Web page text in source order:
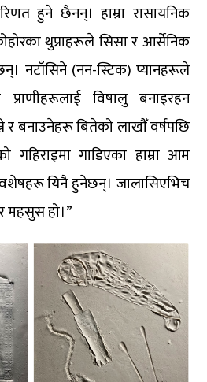
हुने छैनन्। हाम्रा रासायनिक
थुप्राहरूले सिसा र आर्सेनिक
नटाँसिने (नन-स्टिक) प्यानहरूले
विषालु बनाइरहन
बनाउनेहरू बितेको लाखौँ वर्षपछि
गाडिएका हाम्रा आम
यिनै हुनेछन्। जालासिएभिच
महसुस हो।”